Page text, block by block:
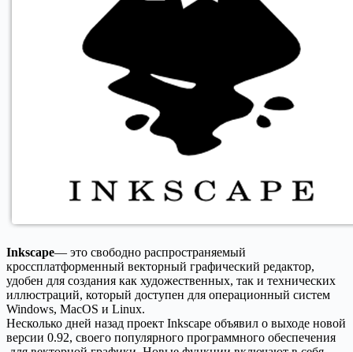
Inkscape— это свободно распространяемый
кроссплатформенный векторный графический редактор,
удобен для создания как художественных, так и технических
иллюстраций, который доступен для операционный систем
Windows, MacOS и Linux.
Несколько дней назад проект Inkscape объявил о выходе новой
версии 0.92, своего популярного программного обеспечения